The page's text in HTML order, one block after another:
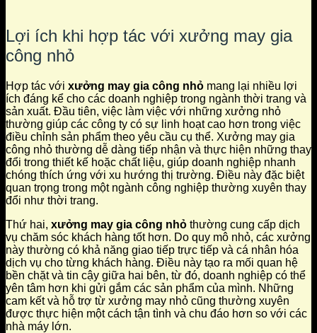
Lợi ích khi hợp tác với xưởng may gia
công nhỏ
Hợp tác với xưởng may gia công nhỏ mang lại nhiều lợi
ích đáng kể cho các doanh nghiệp trong ngành thời trang và
sản xuất. Đầu tiên, việc làm việc với những xưởng nhỏ
thường giúp các công ty có sự linh hoạt cao hơn trong việc
điều chỉnh sản phẩm theo yêu cầu cụ thể. Xưởng may gia
công nhỏ thường dễ dàng tiếp nhận và thực hiện những thay
đổi trong thiết kế hoặc chất liệu, giúp doanh nghiệp nhanh
chóng thích ứng với xu hướng thị trường. Điều này đặc biệt
quan trọng trong một ngành công nghiệp thường xuyên thay
đổi như thời trang.
Thứ hai, xưởng may gia công nhỏ thường cung cấp dịch
vụ chăm sóc khách hàng tốt hơn. Do quy mô nhỏ, các xưởng
này thường có khả năng giao tiếp trực tiếp và cá nhân hóa
dịch vụ cho từng khách hàng. Điều này tạo ra mối quan hệ
bền chặt và tin cậy giữa hai bên, từ đó, doanh nghiệp có thể
yên tâm hơn khi gửi gắm các sản phẩm của mình. Những
cam kết và hỗ trợ từ xưởng may nhỏ cũng thường xuyên
được thực hiện một cách tận tình và chu đáo hơn so với các
nhà máy lớn.